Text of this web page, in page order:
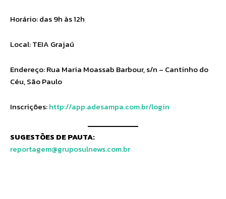
Horário: das 9h às 12h
Local: TEIA Grajaú
Endereço: Rua Maria Moassab Barbour, s/n – Cantinho do
Céu, São Paulo
Inscrições:http://app.adesampa.com.br/login
SUGESTÕES DE PAUTA:
reportagem@gruposulnews.com.br